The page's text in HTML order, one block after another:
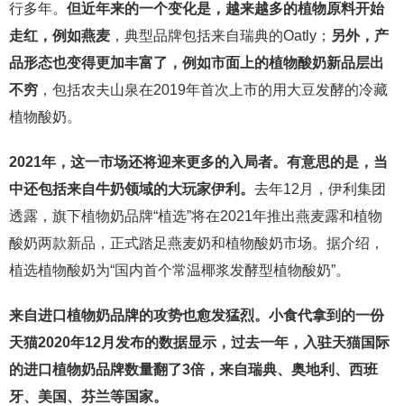
行多年。 但近年来的一个变化是，越来越多的植物原料开始
走红，例如燕麦 ，典型品牌包括来自瑞典的Oatly； 另外，产
品形态也变得更加丰富了，例如市面上的植物酸奶新品层出
不穷 ，包括农夫山泉在2019年首次上市的用大豆发酵的冷藏
植物酸奶。
2021年，这一市场还将迎来更多的入局者。有意思的是，当
中还包括来自牛奶领域的大玩家伊利。 去年12月，伊利集团
透露，旗下植物奶品牌“植选”将在2021年推出燕麦露和植物
酸奶两款新品，正式踏足燕麦奶和植物酸奶市场。据介绍，
植选植物酸奶为“国内首个常温椰浆发酵型植物酸奶”。
来自进口植物奶品牌的攻势也愈发猛烈。小食代拿到的一份
天猫2020年12月发布的数据显示，过去一年，入驻天猫国际
的进口植物奶品牌数量翻了3倍，来自瑞典、奥地利、西班
牙、美国、芬兰等国家。